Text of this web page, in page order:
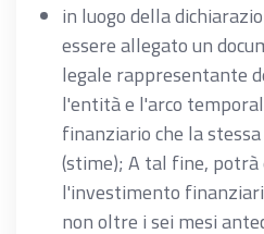
in luogo della
essere allegato un
legale rappresentante
l'entità e l'arco
finanziario che la
(stime); A tal fine, potrà
l'investimento
non oltre i sei mesi